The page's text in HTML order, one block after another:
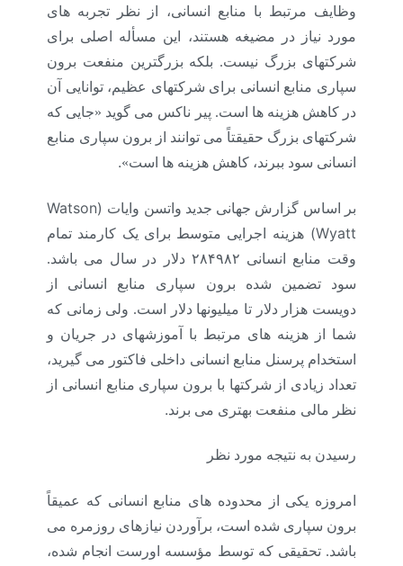
وظایف مرتبط با منابع انسانی، از نظر تجربه های
مورد نیاز در مضیغه هستند، این مسأله اصلی برای
شرکتهای بزرگ نیست. بلکه بزرگترین منفعت برون
سپاری منابع انسانی برای شرکتهای عظیم، توانایی آن
در کاهش هزینه ها است. پیر ناکس می گوید «جایی که
شرکتهای بزرگ حقیقتاً می توانند از برون سپاری منابع
انسانی سود ببرند، کاهش هزینه ها است».
بر اساس گزارش جهانی جدید واتسن وایات
(Watson
Wyatt)
هزینه اجرایی متوسط برای یک کارمند تمام
وقت منابع انسانی ۲۸۴۹۸۲ دلار در سال می باشد.
سود تضمین شده برون سپاری منابع انسانی از
دویست هزار دلار تا میلیونها دلار است. ولی زمانی که
شما از هزینه های مرتبط با آموزشهای در جریان و
استخدام پرسنل منابع انسانی داخلی فاکتور می گیرید،
تعداد زیادی از شرکتها با برون سپاری منابع انسانی از
نظر مالی منفعت بهتری می برند.
رسیدن به نتیجه مورد نظر
امروزه یکی از محدوده های منابع انسانی که عمیقاً
برون سپاری شده است، برآوردن نیازهای روزمره می
باشد. تحقیقی که توسط مؤسسه اورست انجام شده،